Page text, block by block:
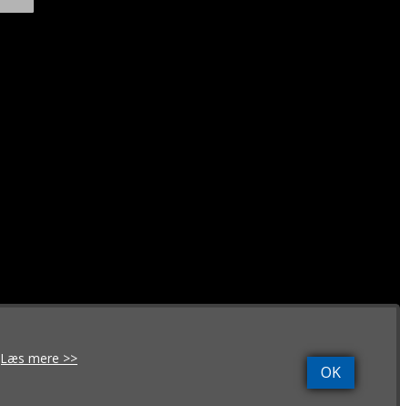
OK
Læs mere >>